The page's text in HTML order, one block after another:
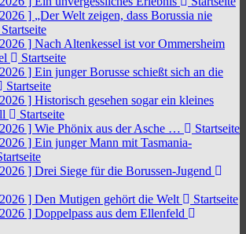
] „Der Welt zeigen, dass Borussia nie
Startseite
] Nach Altenkessel ist vor Ommersheim
Startseite
] Ein junger Borusse schießt sich an die
Startseite
] Historisch gesehen sogar ein kleines
Startseite
] Wie Phönix aus der Asche …
Startseite
] Ein junger Mann mit Tasmania-
] Drei Siege für die Borussen-Jugend
] Den Mutigen gehört die Welt
Startseite
] Doppelpass aus dem Ellenfeld